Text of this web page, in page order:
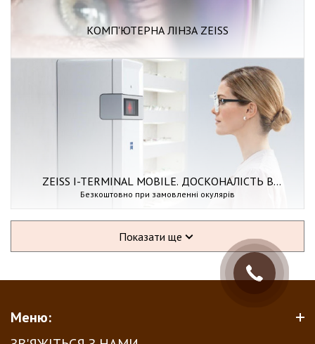
КОМП'ЮТЕРНА ЛІНЗА ZEISS
ZEISS I-TERMINAL MOBILE. ДОСКОНАЛІСТЬ В
ПІДБОРІ ЛІНЗ ZEISS
Безкоштовно при замовленні окулярів
Показати ще
Меню: